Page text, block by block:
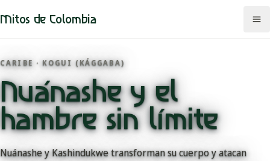
Mitos de Colombia
Mitos
Regiones
Comunidades
CARIBE · KOGUI (KÁGGABA)
Nuánashe y el
hambre sin límite
Nuánashe y Kashindukwe transforman su cuerpo y atacan